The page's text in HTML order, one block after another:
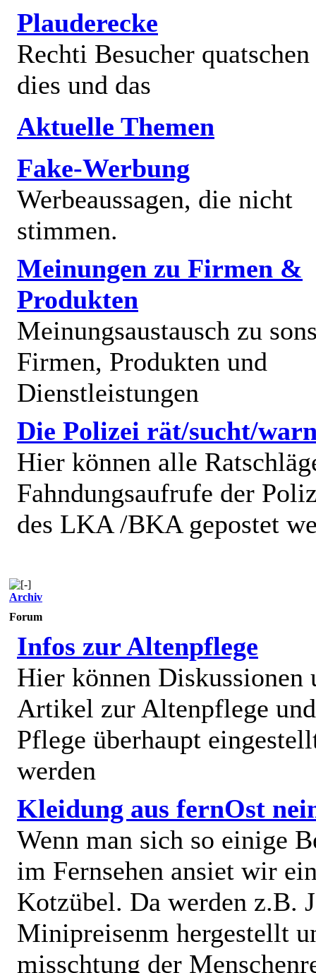
Plauderecke
Rechti Besucher
dies und das
Aktuelle Themen
Fake-Werbung
Werbeaussagen, die nicht
stimmen.
Meinungen zu Firmen &
Produkten
Meinungsaustausch zu
Firmen, Produkten und
Dienstleistungen
Die Polizei rät/sucht/
Hier können alle
Fahndungsaufrufe der
des LKA /BKA gepostet
Archiv
Forum
Infos zur Altenpflege
Hier können Diskussionen
Artikel zur Altenpflege
Pflege überhaupt
werden
Kleidung aus fernOst
Wenn man sich so einige
im Fernsehen ansiet wir
Kotzübel. Da werden z.B.
Minipreisenm hergestellt
misschtung der